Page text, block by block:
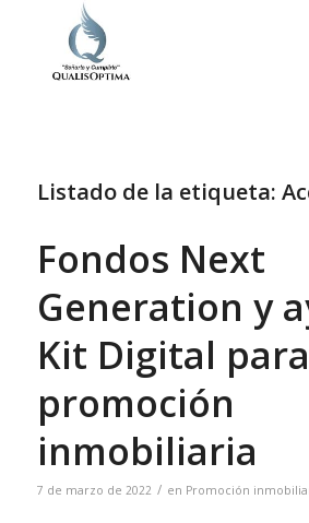
Listado de la etiqueta:
Fondos Next
Generation y
Kit Digital
promoción
inmobiliaria
7 de marzo de 2022 / en Promoción